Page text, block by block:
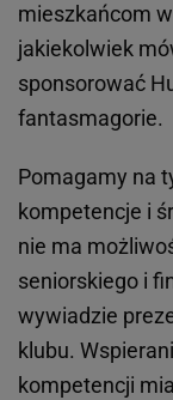
mieszkańcom
jakiekolwiek
sponsorować
fantasmagorie.
Pomagamy na
kompetencje i
nie ma
seniorskiego i
wywiadzie
klubu.
kompetencji